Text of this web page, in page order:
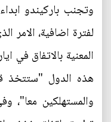
وتجنب باركيندو
لفترة اضافية، الامر
المعنية بالاتفاق في
هذه الدول "ستتخذ
والمستهلكين معا"،